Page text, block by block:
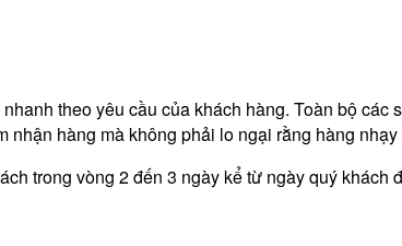
theo yêu cầu của khách hàng. Toàn bộ các
nhận hàng mà không phải lo ngại rằng hàng nhạy
trong vòng 2 đến 3 ngày kể từ ngày quý khách